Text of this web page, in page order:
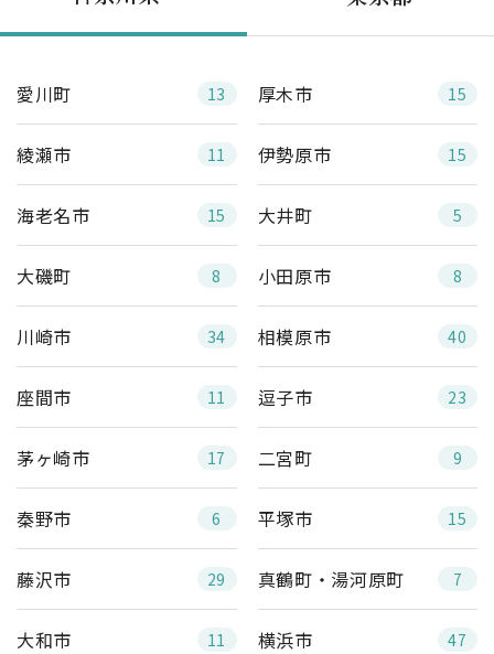
愛川町 13 厚木市 15
綾瀬市 11 伊勢原市 15
海老名市 15 大井町 5
大磯町 8 小田原市 8
川崎市 34 相模原市 40
座間市 11 逗子市 23
茅ヶ崎市 17 二宮町 9
秦野市 6 平塚市 15
藤沢市 29 真鶴町・湯河原町 7
大和市 11 横浜市 47